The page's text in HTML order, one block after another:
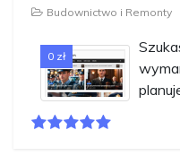
Budownictwo i Remonty
0 zł